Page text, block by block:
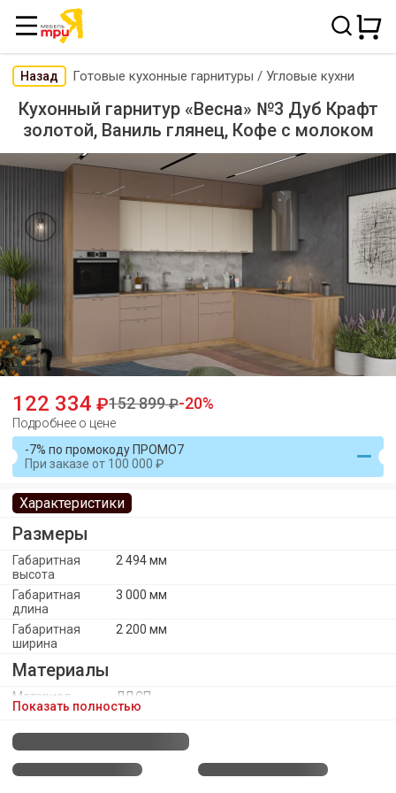
Назад Готовые кухонные гарнитуры / Угловые кухни
Кухонный гарнитур «Весна» №3 Дуб Крафт
золотой, Ваниль глянец, Кофе с молоком
122 334 152 899 20
Подробнее о цене
-7% по промокоду ПРОМО7
При заказе от 100 000
Характеристики
Размеры
Габаритная
высота
2 494 мм
Габаритная
длина
3 000 мм
Габаритная
ширина
2 200 мм
Материалы
Материал
каркаса
ЛДСП
Материал
кромки
ПВХ
Материал
Пластик
Показать полностью